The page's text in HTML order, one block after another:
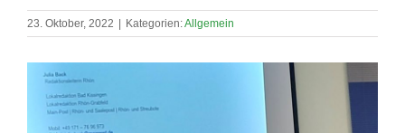
23. Oktober, 2022 Kategorien:Allgemein